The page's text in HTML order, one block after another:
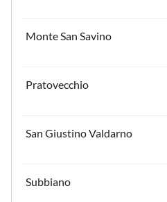
Monte San Savino
Pratovecchio
San Giustino Valdarno
Subbiano